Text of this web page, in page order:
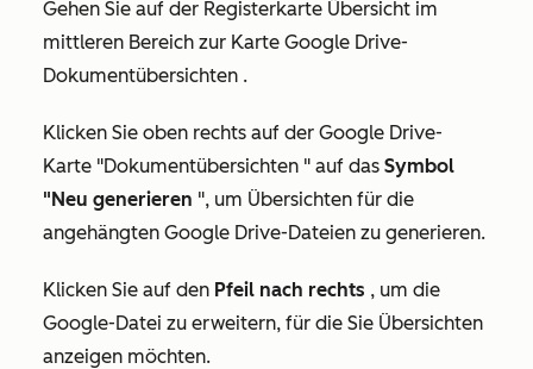
Gehen Sie auf der Registerkarte Übersicht im
mittleren Bereich zur Karte Google Drive-
Dokumentübersichten .
Klicken Sie oben rechts auf der Google Drive-
Karte "Dokumentübersichten " auf das Symbol
"Neu generieren ", um Übersichten für die
angehängten Google Drive-Dateien zu generieren.
Klicken Sie auf den Pfeil nach rechts , um die
Google-Datei zu erweitern, für die Sie Übersichten
anzeigen möchten.